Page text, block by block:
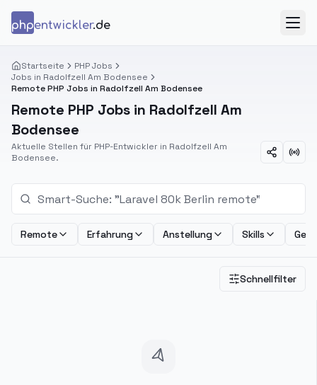
phpentwickler.de
Startseite
PHP Jobs
Jobs in Radolfzell Am Bodensee
Remote PHP Jobs in Radolfzell Am Bodensee
Remote PHP Jobs in Radolfzell Am
Bodensee
Aktuelle Stellen für PHP-Entwickler in Radolfzell Am
Bodensee.
Remote Erfahrung Anstellung Skills
Schnellfilter